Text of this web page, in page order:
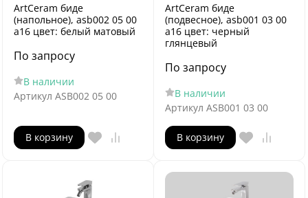
ArtCeram биде
(напольное), asb002 05 00
a16 цвет: белый матовый
По запросу
В наличии
Артикул ASB002 05 00
В корзину
ArtCeram биде
(подвесное), asb001 03 00
a16 цвет: черный
глянцевый
По запросу
В наличии
Артикул ASB001 03 00
В корзину